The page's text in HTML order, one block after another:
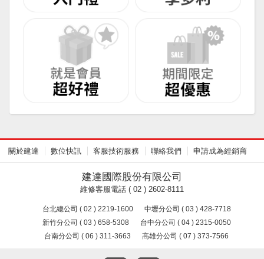
關於建達 數位快訊 客服技術服務 聯絡我們 申請成為經銷商
建達國際股份有限公司
維修客服電話 ( 02 ) 2602-8111
台北總公司 ( 02 ) 2219-1600
中壢分公司 ( 03 ) 428-7718
新竹分公司 ( 03 ) 658-5308
台中分公司 ( 04 ) 2315-0050
台南分公司 ( 06 ) 311-3663
高雄分公司 ( 07 ) 373-7566